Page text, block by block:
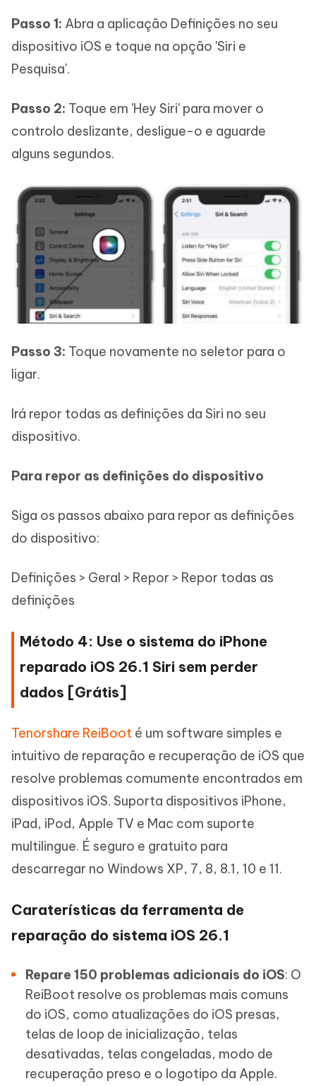
Passo 1: Abra a aplicação Definições no seu
dispositivo iOS e toque na opção 'Siri e
Pesquisa'.
Passo 2: Toque em 'Hey Siri' para mover o
controlo deslizante, desligue-o e aguarde
alguns segundos.
Passo 3: Toque novamente no seletor para o
ligar.
Irá repor todas as definições da Siri no seu
dispositivo.
Para repor as definições do dispositivo
Siga os passos abaixo para repor as definições
do dispositivo:
Definições > Geral > Repor > Repor todas as
definições
Método 4: Use o sistema do iPhone
reparado iOS 26.1 Siri sem perder
dados [Grátis]
Tenorshare ReiBoot é um software simples e
intuitivo de reparação e recuperação de iOS que
resolve problemas comumente encontrados em
dispositivos iOS. Suporta dispositivos iPhone,
iPad, iPod, Apple TV e Mac com suporte
multilingue. É seguro e gratuito para
descarregar no Windows XP, 7, 8, 8.1, 10 e 11.
Caraterísticas da ferramenta de
reparação do sistema iOS 26.1
Repare 150 problemas adicionais do iOS: O
ReiBoot resolve os problemas mais comuns
do iOS, como atualizações do iOS presas,
telas de loop de inicialização, telas
desativadas, telas congeladas, modo de
recuperação preso e o logotipo da Apple.